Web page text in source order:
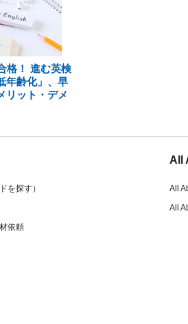
格！ 進む英検
年齢化」、早
リット・デメ
を探す）
依頼
All
All
All